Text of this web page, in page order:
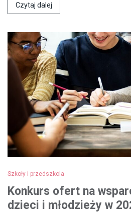
Czytaj dalej
Szkoły i przedszkola
Konkurs ofert na
dzieci i młodzieży w